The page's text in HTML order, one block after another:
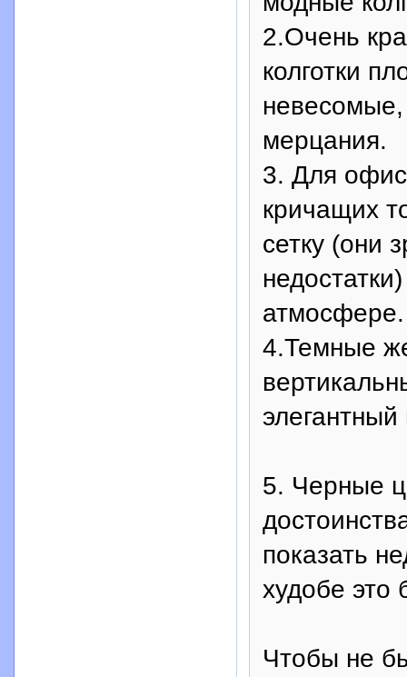
2.Очень
колготки
невесомые,
мерцания.
3. Для
кричащих
сетку (они
атмосфере.
4.Темные же
5. Черные
показать
худобе это
Чтобы не